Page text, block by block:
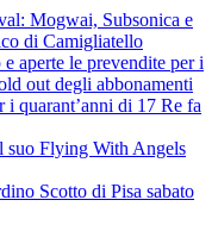
Mogwai, Subsonica e
di Camigliatello
aperte le prevendite per i
out degli abbonamenti
quarant’anni di 17 Re fa
suo Flying With Angels
Scotto di Pisa sabato